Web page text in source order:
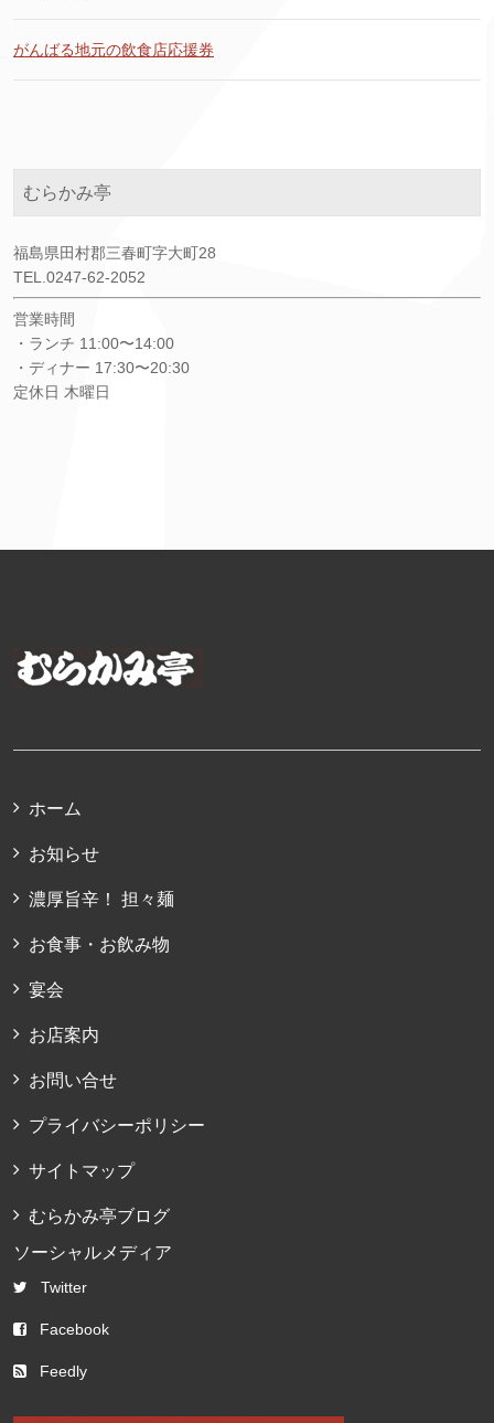
がんばる地元の飲食店応援券
むらかみ亭
福島県田村郡三春町字大町28
TEL.0247-62-2052
営業時間
・ランチ 11:00〜14:00
・ディナー 17:30〜20:30
定休日 木曜日
ホーム
お知らせ
濃厚旨辛！ 担々麺
お食事・お飲み物
宴会
お店案内
お問い合せ
プライバシーポリシー
サイトマップ
むらかみ亭ブログ
ソーシャルメディア
Twitter
Facebook
Feedly